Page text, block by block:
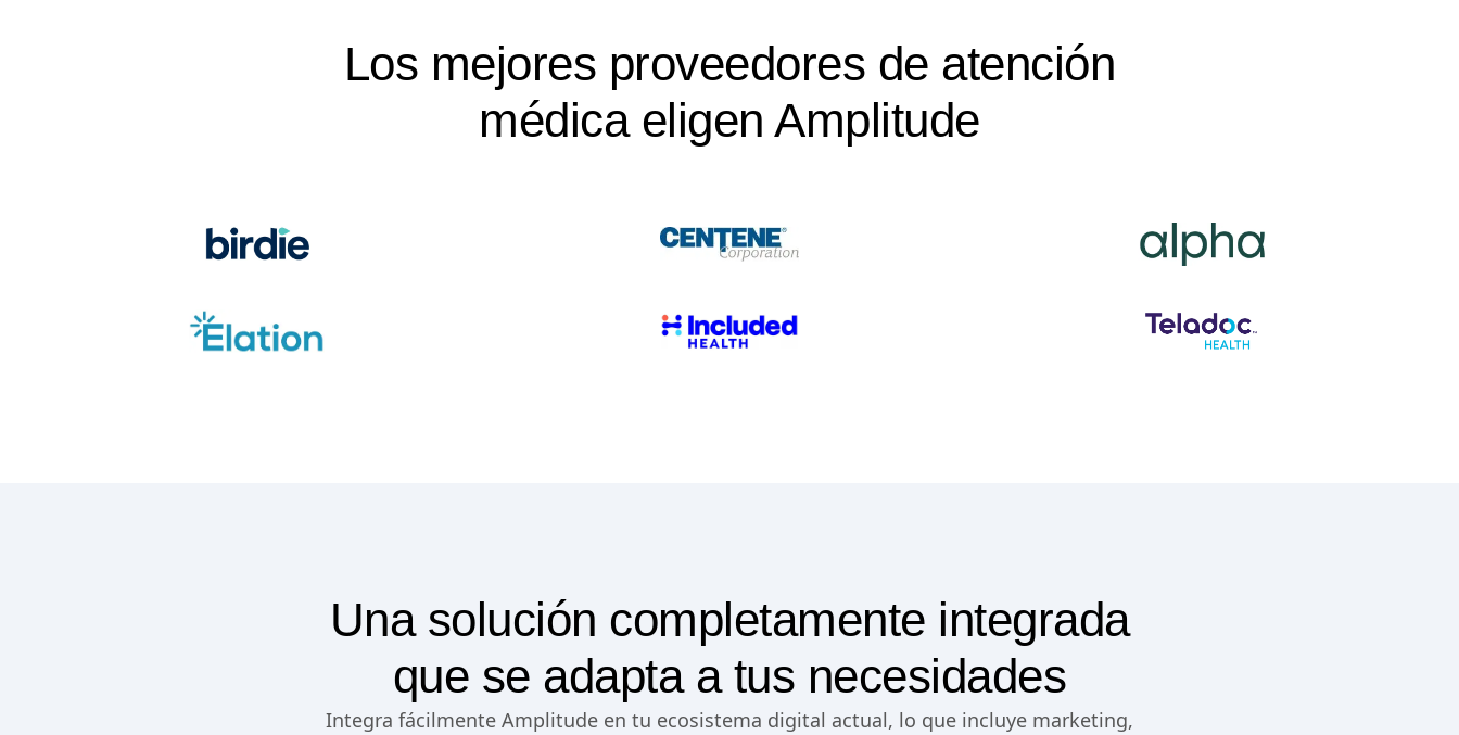
Los mejores proveedores de atención
médica eligen Amplitude
Una solución completamente integrada
que se adapta a tus necesidades
Integra fácilmente Amplitude en tu ecosistema digital actual, lo que incluye marketing,